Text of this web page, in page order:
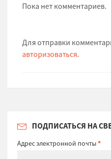
Пока нет комментариев.
Для отправки
авторизоваться.
ПОДПИСАТЬСЯ НА
Адрес электронной почты*